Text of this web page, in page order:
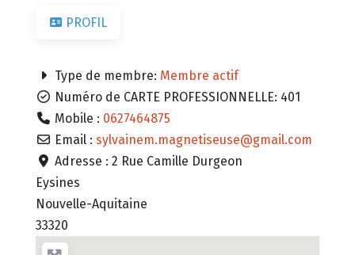
PROFIL
Type de membre: Membre actif
Numéro de CARTE PROFESSIONNELLE: 401
Mobile : 0627464875
Email : sylvainem.magnetiseuse@gmail.com
Adresse : 2 Rue Camille Durgeon
Eysines
Nouvelle-Aquitaine
33320